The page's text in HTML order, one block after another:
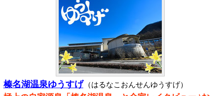
榛名湖温泉ゆうすげ（はるなこおんせんゆうすげ）